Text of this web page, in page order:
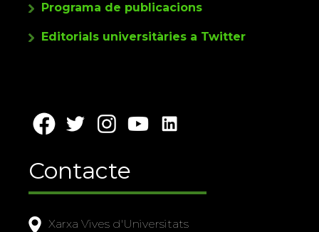
Programa de publicacions
Editorials universitàries a Twitter
Contacte
Xarxa Vives d'Universitats